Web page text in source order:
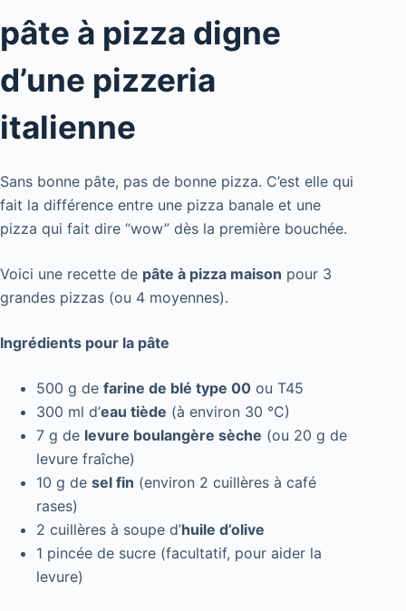
pâte à pizza digne
d’une pizzeria
italienne
Sans bonne pâte, pas de bonne pizza. C’est elle qui
fait la différence entre une pizza banale et une
pizza qui fait dire “wow” dès la première bouchée.
Voici une recette de pâte à pizza maison pour 3
grandes pizzas (ou 4 moyennes).
Ingrédients pour la pâte
500 g de farine de blé type 00 ou T45
300 ml d’eau tiède (à environ 30 °C)
7 g de levure boulangère sèche (ou 20 g de
levure fraîche)
10 g de sel fin (environ 2 cuillères à café
rases)
2 cuillères à soupe d’huile d’olive
1 pincée de sucre (facultatif, pour aider la
levure)